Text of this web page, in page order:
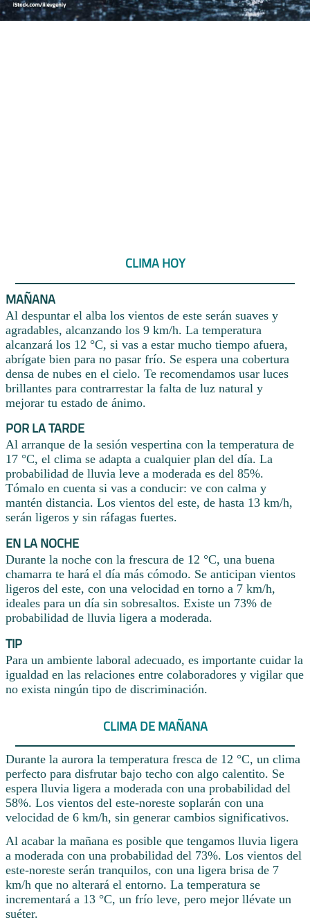
CLIMA HOY
MAÑANA
Al despuntar el alba los vientos de este serán suaves y
agradables, alcanzando los 9 km/h. La temperatura
alcanzará los 12 °C, si vas a estar mucho tiempo afuera,
abrígate bien para no pasar frío. Se espera una cobertura
densa de nubes en el cielo. Te recomendamos usar luces
brillantes para contrarrestar la falta de luz natural y
mejorar tu estado de ánimo.
POR LA TARDE
Al arranque de la sesión vespertina con la temperatura de
17 °C, el clima se adapta a cualquier plan del día. La
probabilidad de lluvia leve a moderada es del 85%.
Tómalo en cuenta si vas a conducir: ve con calma y
mantén distancia. Los vientos del este, de hasta 13 km/h,
serán ligeros y sin ráfagas fuertes.
EN LA NOCHE
Durante la noche con la frescura de 12 °C, una buena
chamarra te hará el día más cómodo. Se anticipan vientos
ligeros del este, con una velocidad en torno a 7 km/h,
ideales para un día sin sobresaltos. Existe un 73% de
probabilidad de lluvia ligera a moderada.
TIP
Para un ambiente laboral adecuado, es importante cuidar la
igualdad en las relaciones entre colaboradores y vigilar que
no exista ningún tipo de discriminación.
CLIMA DE MAÑANA
Durante la aurora la temperatura fresca de 12 °C, un clima
perfecto para disfrutar bajo techo con algo calentito. Se
espera lluvia ligera a moderada con una probabilidad del
58%. Los vientos del este-noreste soplarán con una
velocidad de 6 km/h, sin generar cambios significativos.
Al acabar la mañana es posible que tengamos lluvia ligera
a moderada con una probabilidad del 73%. Los vientos del
este-noreste serán tranquilos, con una ligera brisa de 7
km/h que no alterará el entorno. La temperatura se
incrementará a 13 °C, un frío leve, pero mejor llévate un
suéter.